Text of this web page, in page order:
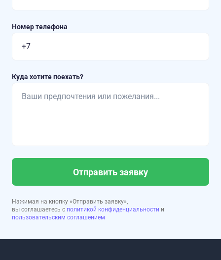
Номер телефона
Куда хотите поехать?
Отправить заявку
Нажимая на кнопку «Отправить заявку»,
вы соглашаетесь с политикой конфиденциальности и
пользовательским соглашением